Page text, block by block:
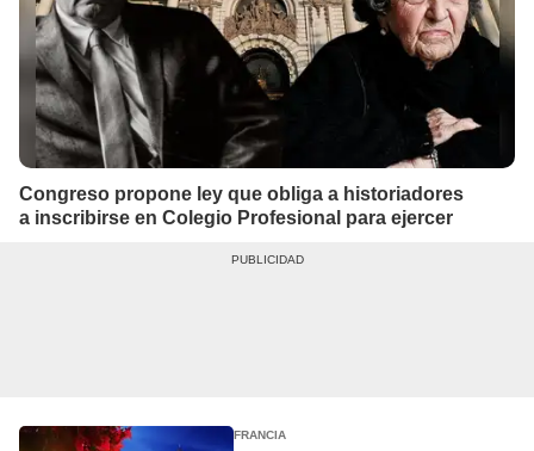
Congreso propone ley que obliga a historiadores
a inscribirse en Colegio Profesional para ejercer
FRANCIA